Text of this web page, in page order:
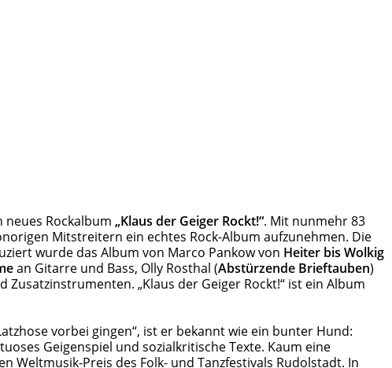
Rockalbum „Klaus der Geiger Rockt!“. Mit nunmehr 83
Mitstreitern ein echtes Rock-Album aufzunehmen. Die
wurde das Album von Marco Pankow von Heiter bis Wolkig
an Gitarre und Bass, Olly Rosthal (Abstürzende Brieftauben)
„Klaus der Geiger Rockt!“ ist ein Album
vorbei gingen“, ist er bekannt wie ein bunter Hund:
Geigenspiel und sozialkritische Texte. Kaum eine
Weltmusik-Preis des Folk- und Tanzfestivals Rudolstadt. In